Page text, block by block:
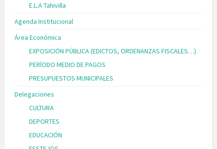
E.L.A Tahivilla
Agenda Institucional
Área Económica
EXPOSICIÓN PÚBLICA (EDICTOS, ORDENANZAS FISCALES…)
PERÍODO MEDIO DE PAGOS
PRESUPUESTOS MUNICIPALES
Delegaciones
CULTURA
DEPORTES
EDUCACIÓN